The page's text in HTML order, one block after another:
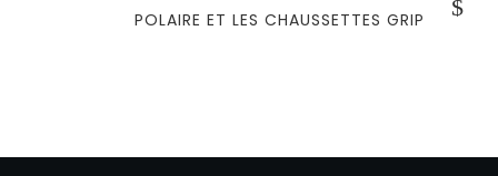
POSTPOLAIRE ET LES CHAUSSETTES GRIP